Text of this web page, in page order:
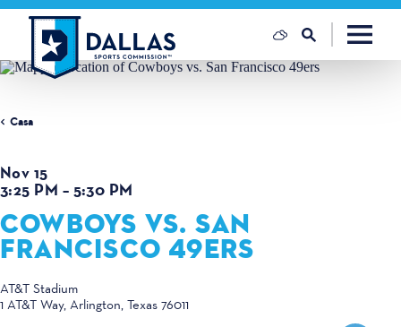
Vai al contenuto
Casa
Nov 15
3:25 PM – 5:30 PM
COWBOYS VS. SAN
FRANCISCO 49ERS
AT&T Stadium
1 AT&T Way Arlington, Texas 76011